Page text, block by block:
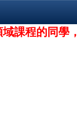
課程的同學，